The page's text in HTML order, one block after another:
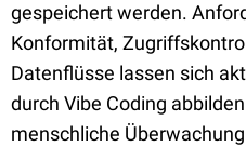
gespeichert werden.
Konformität,
Datenflüsse lassen sich
durch Vibe Coding
menschliche